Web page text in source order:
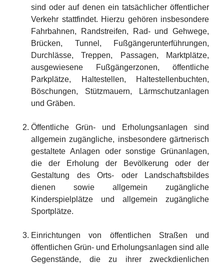
sind oder auf denen ein tatsächlicher öffentlicher
Verkehr stattfindet. Hierzu gehören insbesondere
Fahrbahnen, Randstreifen, Rad- und Gehwege,
Brücken, Tunnel, Fußgängerunterführungen,
Durchlässe, Treppen, Passagen, Marktplätze,
ausgewiesene Fußgängerzonen, öffentliche
Parkplätze, Haltestellen, Haltestellenbuchten,
Böschungen, Stützmauern, Lärmschutzanlagen
und Gräben.
Öffentliche Grün- und Erholungsanlagen sind
allgemein zugängliche, insbesondere gärtnerisch
gestaltete Anlagen oder sonstige Grünanlagen,
die der Erholung der Bevölkerung oder der
Gestaltung des Orts- oder Landschaftsbildes
dienen sowie allgemein zugängliche
Kinderspielplätze und allgemein zugängliche
Sportplätze.
Einrichtungen von öffentlichen Straßen und
öffentlichen Grün- und Erholungsanlagen sind alle
Gegenstände, die zu ihrer zweckdienlichen